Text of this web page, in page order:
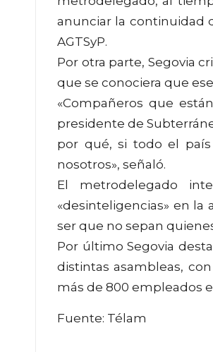
anunciar la continuidad
AGTSyP.
Por otra parte, Segovia
que se conociera que
«Compañeros que
presidente de
por qué, si todo el
nosotros», señaló.
El metrodelegado
«desinteligencias» en la
ser que no sepan
Por último Segovia
distintas asambleas,
más de 800 empleados
Fuente: Télam